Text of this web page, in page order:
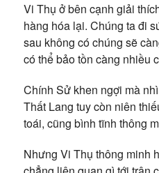
Vi Thụ ở bên cạnh giải
hàng hóa lại. Chúng ta đi
sau không có chúng sẽ
có thể bảo tồn càng nhiều
Chính Sử khen ngợi mà
Thất Lang tuy còn niên
toái, cũng bình tĩnh thông
Nhưng Vi Thụ thông minh